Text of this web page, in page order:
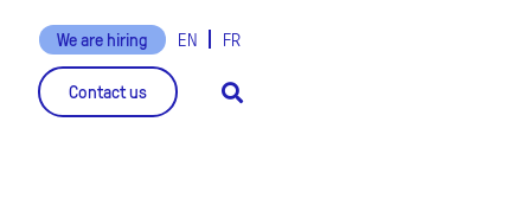
We are hiring EN FR
Contact us